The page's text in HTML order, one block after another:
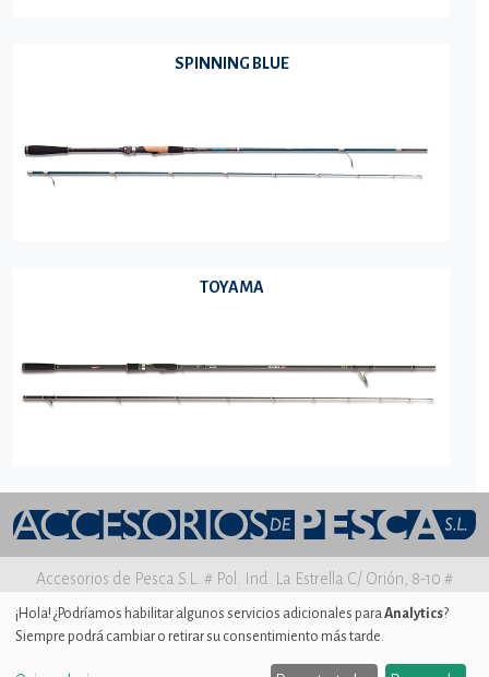
SPINNING BLUE
TOYAMA
Accesorios de Pesca S.L. # Pol. Ind. La Estrella C/ Orión, 8-10 #
30500 MOLINA DE SEGURA Murcia
Aviso legal
¡Hola! ¿Podríamos habilitar algunos servicios adicionales paraAnalytics?
Siempre podrá cambiar o retirar su consentimiento más tarde.